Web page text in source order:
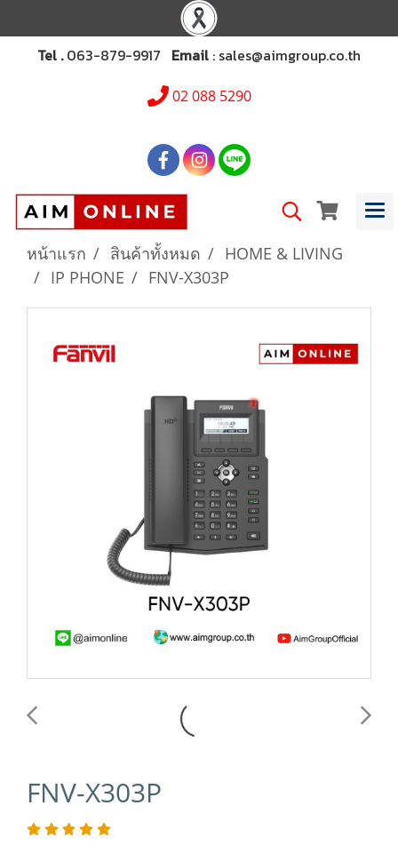
Tel .063-879-9917 Email : sales@aimgroup.co.th
02 088 5290
หน้าแรก สินค้าทั้งหมด
HOME & LIVING
IP PHONE
FNV-X303P
FNV-X303P